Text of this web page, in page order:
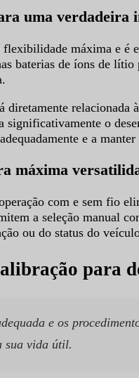
uma verdadeira
máxima e é
baterias de íons de
diretamente
significativamente o
e a
máxima
com e sem fio
a seleção manual
ou do status do
para
e os
sua vida útil.